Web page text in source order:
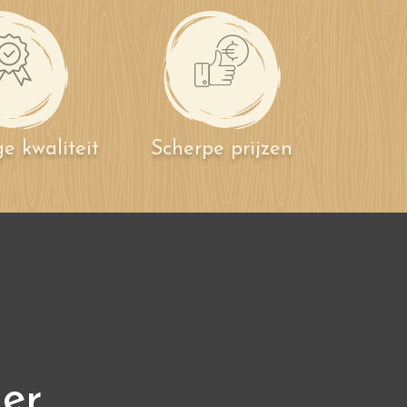
kwaliteit Scherpe prijzen